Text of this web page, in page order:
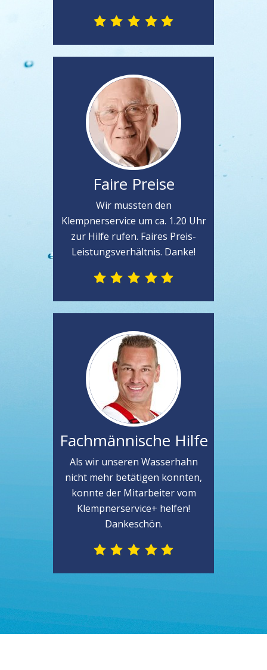
Faire Preise
Wir mussten den
Klempnerservice um ca. 1.20 Uhr
zur Hilfe rufen. Faires Preis-
Leistungsverhältnis. Danke!
Fachmännische Hilfe
Als wir unseren Wasserhahn
nicht mehr betätigen konnten,
konnte der Mitarbeiter vom
Klempnerservice+ helfen!
Dankeschön.